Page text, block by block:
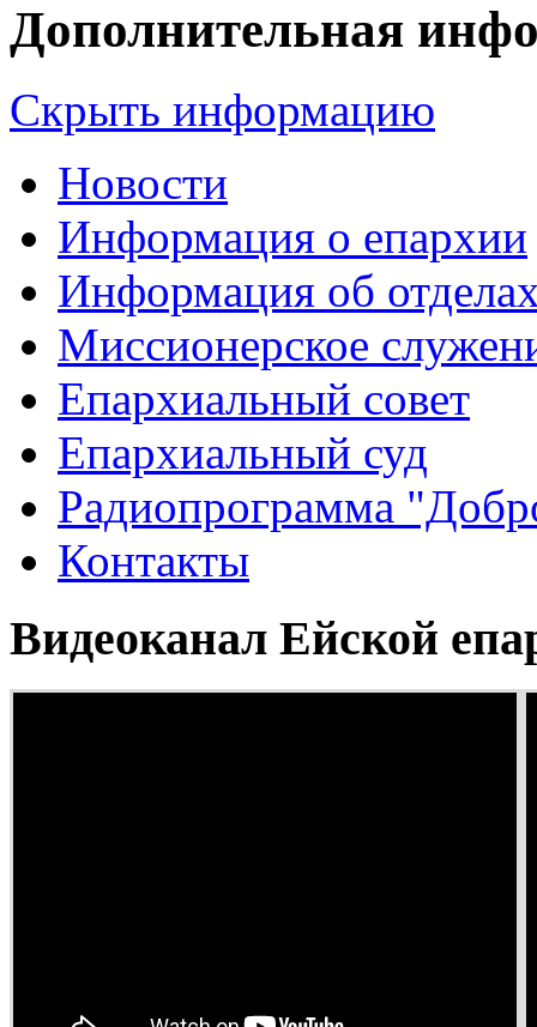
Дополнительная
Скрыть информацию
Новости
Информация о епархии
Информация об
Миссионерское
Епархиальный совет
Епархиальный суд
Радиопрограмма
Контакты
Видеоканал Ейской